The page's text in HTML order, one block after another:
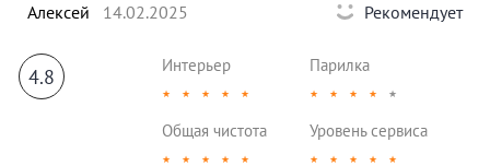
Алексей 14.02.2025 Рекомендует
4.8 Интерьер
★ ★ ★ ★ ★
Парилка
★ ★ ★ ★ ★
Общая чистота
★ ★ ★ ★ ★
Уровень сервиса
★ ★ ★ ★ ★